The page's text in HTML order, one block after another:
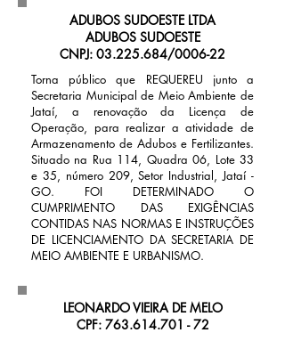
ADUBOS SUDOESTE LTDA
ADUBOS SUDOESTE
CNPJ: 03.225.684/0006-22
Torna público que REQUEREU junto a
Secretaria Municipal de Meio Ambiente de
Jataí, a renovação da Licença de
Operação, para realizar a atividade de
Armazenamento de Adubos e Fertilizantes.
Situado na Rua 114, Quadra 06, Lote 33
e 35, número 209, Setor Industrial, Jataí -
GO. FOI DETERMINADO O
CUMPRIMENTO DAS EXIGÊNCIAS
CONTIDAS NAS NORMAS E INSTRUÇÕES
DE LICENCIAMENTO DA SECRETARIA DE
MEIO AMBIENTE E URBANISMO.
LEONARDO VIEIRA DE MELO
CPF: 763.614.701 - 72